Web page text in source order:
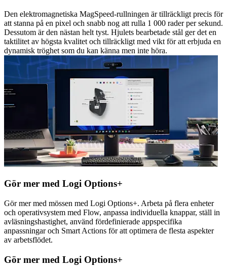
Den elektromagnetiska MagSpeed-rullningen är tillräckligt precis för
att stanna på en pixel och snabb nog att rulla 1 000 rader per sekund.
Dessutom är den nästan helt tyst. Hjulets bearbetade stål ger det en
taktilitet av högsta kvalitet och tillräckligt med vikt för att erbjuda en
dynamisk tröghet som du kan känna men inte höra.
Gör mer med Logi Options+
Gör mer med mössen med Logi Options+. Arbeta på flera enheter
och operativsystem med Flow, anpassa individuella knappar, ställ in
avläsningshastighet, använd fördefinierade appspecifika
anpassningar och Smart Actions för att optimera de flesta aspekter
av arbetsflödet.
Gör mer med Logi Options+